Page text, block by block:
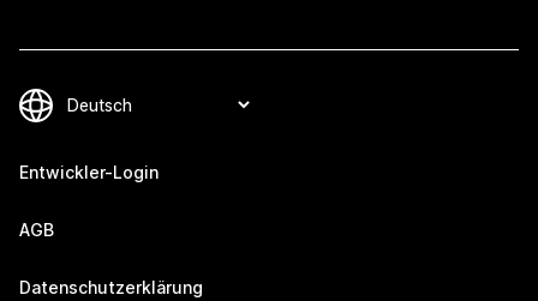
Entwickler-Login
AGB
Datenschutzerklärung